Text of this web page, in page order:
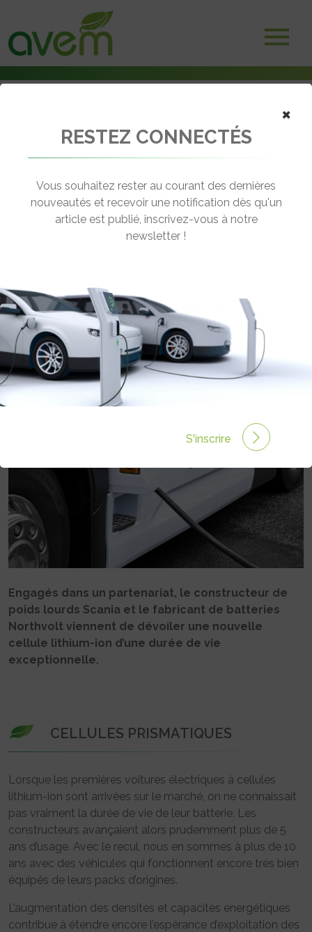
Camions électriques Scania : 1,5 million de km avec la même
← Revenir aux actualités
CAMIONS ÉLECTRIQUES SCANIA : 1,5
MILLION DE KM AVEC LA MÊME
BATTERIE
Rédigé par Philippe Schwoerer le 21 Avr 2023 à 06:00
0 commentaires
Engagés dans un partenariat, le constructeur de
poids lourds Scania et le fabricant de batteries
Northvolt viennent de dévoiler une nouvelle
cellule lithium-ion d’une durée de vie
exceptionnelle.
CELLULES PRISMATIQUES
Lorsque les premières voitures électriques à cellules
lithium-ion sont arrivées sur le marché, on ne connaissait
pas vraiment la durée de vie de leur batterie. Les
constructeurs avançaient alors prudemment plus de 5
ans d’usage. Avec le recul, nous en sommes à plus de 10
ans avec des véhicules qui fonctionnent encore très bien
équipés de leurs packs d’origines.
L’augmentation des densités et capacités énergétiques
contribue à étendre encore l’espérance d’exploitation des
×
RESTEZ CONNECTÉS
Vous souhaitez rester au courant des dernières
nouveautés et recevoir une notification dès qu'un
article est publié, inscrivez-vous à notre
newsletter !
S'inscrire